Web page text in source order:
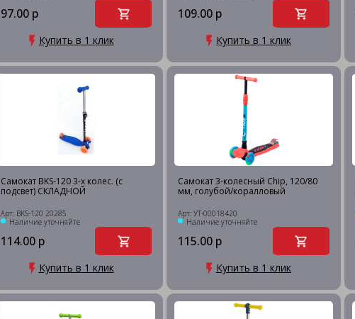
97.00 р
Купить в 1 клик
109.00 р
Купить в 1 клик
Самокат BKS-120 3-х колес. (с
подсвет) СКЛАДНОЙ
Арт: BKS-120 20285
Наличие уточняйте
114.00 р
Купить в 1 клик
Самокат 3-колесный Chip, 120/80
мм, голубой/коралловый
Арт: УТ-00018420
Наличие уточняйте
115.00 р
Купить в 1 клик